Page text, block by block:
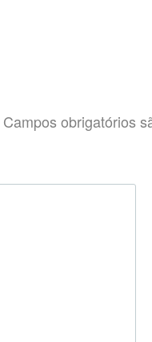
Campos obrigatórios